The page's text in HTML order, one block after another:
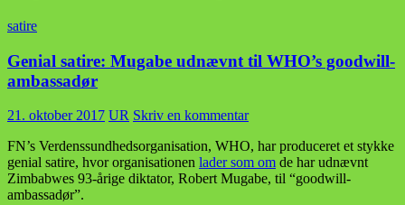
satire
Genial satire: Mugabe udnævnt til WHO’s goodwill-
ambassadør
21. oktober 2017 UR Skriv en kommentar
FN’s Verdenssundhedsorganisation, WHO, har produceret et stykke
genial satire, hvor organisationen lader som om de har udnævnt
Zimbabwes 93-årige diktator, Robert Mugabe, til “goodwill-
ambassadør”.